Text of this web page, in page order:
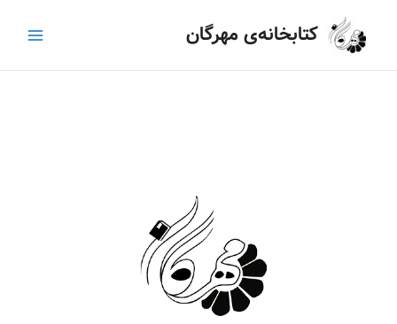
کتابخانه‌ی مهرگان
Menu